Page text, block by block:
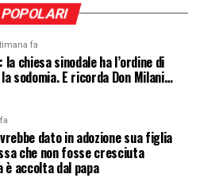
fa
la chiesa sinodale ha l’ordine di
sodomia. E ricorda Don Milani…
dato in adozione sua figlia
che non fosse cresciuta
accolta dal papa